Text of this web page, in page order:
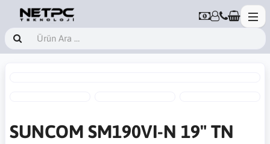
SUNCOM SM190VI-N 19" TN